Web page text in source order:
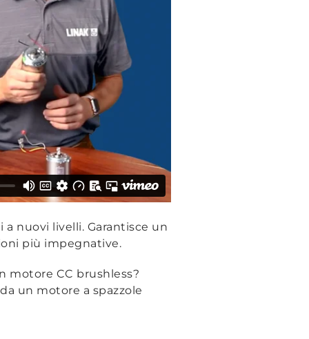
nuovi livelli. Garantisce un
più impegnative.
motore CC brushless?
un motore a spazzole